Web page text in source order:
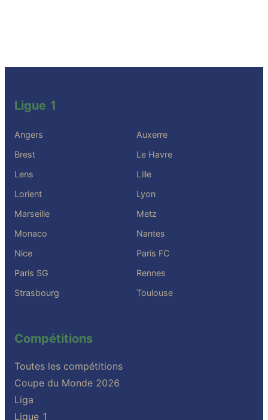
Ligue 1
Angers
Auxerre
Brest
Le Havre
Lens
Lille
Lorient
Lyon
Marseille
Metz
Monaco
Nantes
Nice
Paris FC
Paris SG
Rennes
Strasbourg
Toulouse
Compétitions
Toutes les compétitions
Coupe du Monde 2026
Liga
Ligue 1